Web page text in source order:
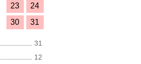
23
24
30 31
31
12